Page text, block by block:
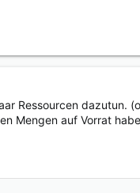
Ressourcen dazutun.
Mengen auf Vorrat